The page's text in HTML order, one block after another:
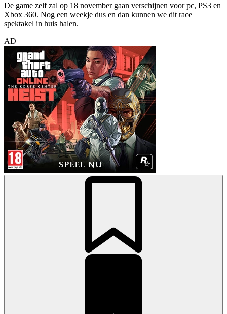
De game zelf zal op 18 november gaan verschijnen voor pc, PS3 en
Xbox 360. Nog een weekje dus en dan kunnen we dit race
spektakel in huis halen.
AD